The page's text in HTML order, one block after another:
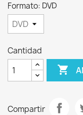
Formato: DVD
Cantidad

Compartir